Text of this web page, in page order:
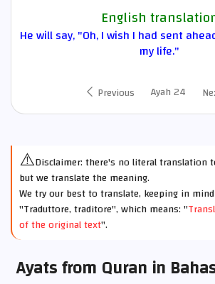
English
He will say, "Oh, I wish I had sent
my life."
Previous Ayah 24
⚠️Disclaimer: there's no literal translation
but we translate the meaning.
We try our best to translate, keeping in
"Traduttore, traditore", which means: "
of the original text".
Ayats from Quran in